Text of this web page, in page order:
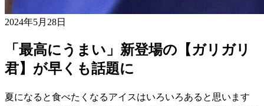
2024年5月28日
「最高にうまい」新登場の【ガリガリ
君】が早くも話題に
夏になると食べたくなるアイスはいろいろあると思います